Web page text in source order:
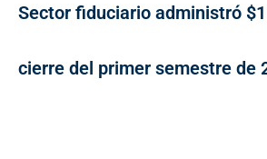
Sector fiduciario administró
cierre del primer semestre de